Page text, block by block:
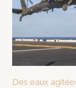
Des eaux